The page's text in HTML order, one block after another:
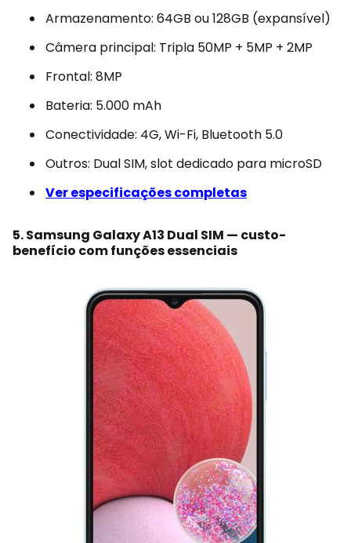
Armazenamento: 64GB ou 128GB (expansível)
Câmera principal: Tripla 50MP + 5MP + 2MP
Frontal: 8MP
Bateria: 5.000 mAh
Conectividade: 4G, Wi-Fi, Bluetooth 5.0
Outros: Dual SIM, slot dedicado para microSD
Ver especificações completas
5. Samsung Galaxy A13 Dual SIM — custo-
benefício com funções essenciais